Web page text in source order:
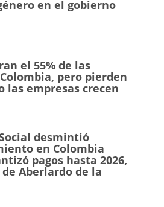
en el gobierno
el 55% de las
pero pierden
las empresas crecen
desmintió
en Colombia
pagos hasta 2026,
Aberlardo de la